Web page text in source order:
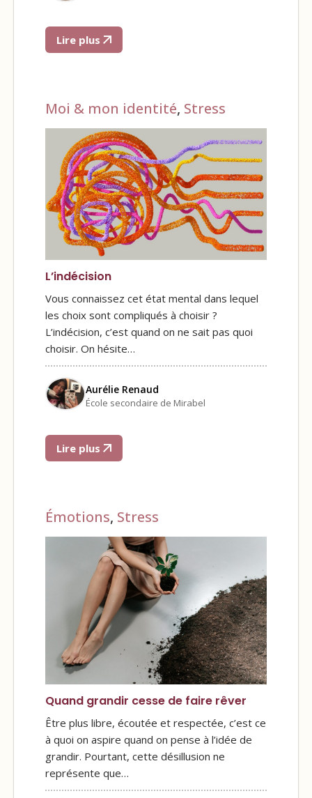
Lire plus
Moi & mon identité, Stress
L’indécision
Vous connaissez cet état mental dans lequel
les choix sont compliqués à choisir ?
L’indécision, c’est quand on ne sait pas quoi
choisir. On hésite…
Aurélie Renaud
École secondaire de Mirabel
Lire plus
Émotions, Stress
Quand grandir cesse de faire rêver
Être plus libre, écoutée et respectée, c’est ce
à quoi on aspire quand on pense à l’idée de
grandir. Pourtant, cette désillusion ne
représente que…